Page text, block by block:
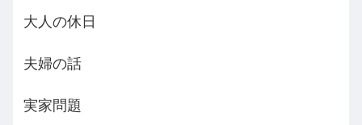
大人の休日
夫婦の話
実家問題